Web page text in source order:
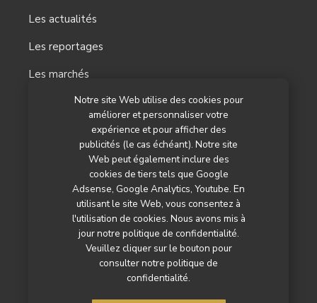
Notre site Web utilise des cookies pour
améliorer et personnaliser votre
expérience et pour afficher des
publicités (le cas échéant). Notre site
Web peut également inclure des
cookies de tiers tels que Google
Adsense, Google Analytics, Youtube. En
utilisant le site Web, vous consentez à
l'utilisation de cookies. Nous avons mis à
jour notre politique de confidentialité.
Veuillez cliquer sur le bouton pour
consulter notre politique de
confidentialité.
Les actualités
Les reportages
Les marchés
Nos autres titres
Qui sommes-nous ?
Contactez-nous
Mentions légales
Politique de confidentialité